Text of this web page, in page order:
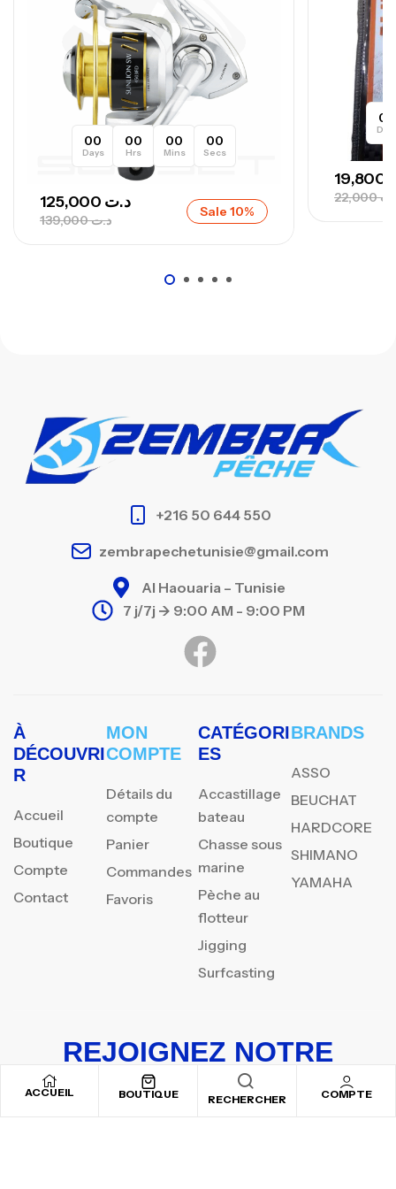
– 300 G
Cannes,Surfcasting
د.ت748,000
د.ت673,000
00
Days
00
Hrs
00
Mins
00
Secs
د.ت139,000
د.ت Sale 10%
00
22,000
ACCUEIL BOUTIQUE RECHERCHER COMPTE
+216 50 644 550
zembrapechetunisie@gmail.com
Al Haouaria – Tunisie
7 j/7j -> 9:00 AM - 9:00 PM
À
DÉCOUVRI
R
Accueil
Boutique
Compte
Contact
MON
COMPTE
Détails du
compte
Panier
Commandes
Favoris
CATÉGORI
ES
Accastillage
bateau
Chasse sous
marine
Pèche au
flotteur
Jigging
Surfcasting
BRANDS
ASSO
BEUCHAT
HARDCORE
SHIMANO
YAMAHA
REJOIGNEZ NOTRE
NEWSLETTER